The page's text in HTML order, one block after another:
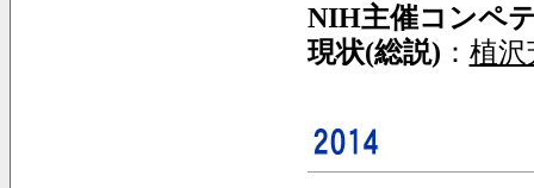
NIH主催コンペ
現状(総説) ： 植沢